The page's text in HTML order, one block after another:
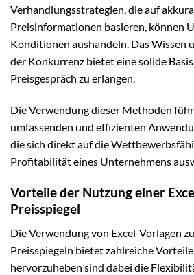
Verhandlungsstrategien, die auf
Preisinformationen basieren, können
Konditionen aushandeln. Das Wissen
der Konkurrenz bietet eine solide
Preisgespräch zu erlangen.
Die Verwendung dieser Methoden
umfassenden und effizienten
die sich direkt auf die
Profitabilität eines Unternehmens
Vorteile der Nutzung einer
Preisspiegel
Die Verwendung von Excel-Vorlagen
Preisspiegeln bietet zahlreiche
hervorzuheben sind dabei die